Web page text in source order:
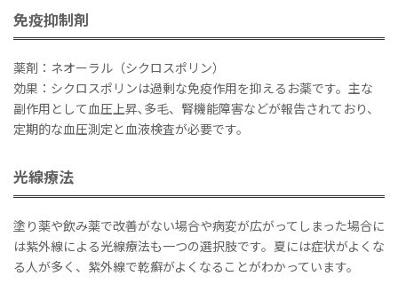
免疫抑制剤
薬剤：ネオーラル（シクロスポリン）
効果：シクロスポリンは過剰な免疫作用を抑えるお薬です。主な
副作用として血圧上昇､多毛、腎機能障害などが報告されており、
定期的な血圧測定と血液検査が必要です。
光線療法
塗り薬や飲み薬で改善がない場合や病変が広がってしまった場合に
は紫外線による光線療法も一つの選択肢です。夏には症状がよくな
る人が多く、紫外線で乾癬がよくなることがわかっています。